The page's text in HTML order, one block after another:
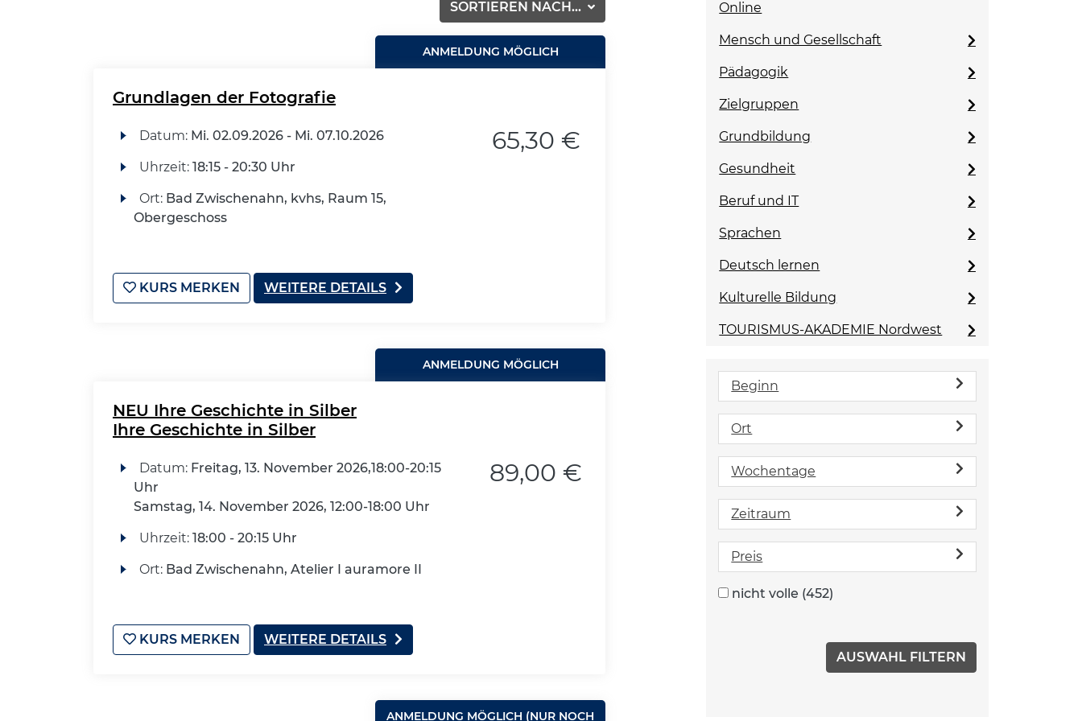
SORTIEREN NACH...
ANMELDUNG MÖGLICH
Grundlagen der Fotografie
Datum: Mi. 02.09.2026 - Mi. 07.10.2026
Uhrzeit: 18:15 - 20:30 Uhr
Ort: Bad Zwischenahn, kvhs, Raum 15,
Obergeschoss
65,30 €
KURS MERKEN WEITERE DETAILS
ANMELDUNG MÖGLICH
NEU Ihre Geschichte in Silber
Ihre Geschichte in Silber
Datum: Freitag, 13. November 2026,18:00-20:15
Uhr
Samstag, 14. November 2026, 12:00-18:00 Uhr
Uhrzeit: 18:00 - 20:15 Uhr
Ort: Bad Zwischenahn, Atelier I auramore II
89,00 €
KURS MERKEN WEITERE DETAILS
ANMELDUNG MÖGLICH (NUR NOCH
Online
Mensch und Gesellschaft
Pädagogik
Zielgruppen
Grundbildung
Gesundheit
Beruf und IT
Sprachen
Deutsch lernen
Kulturelle Bildung
TOURISMUS-AKADEMIE Nordwest
Beginn
Ort
Wochentage
Zeitraum
Preis
nicht volle (452)